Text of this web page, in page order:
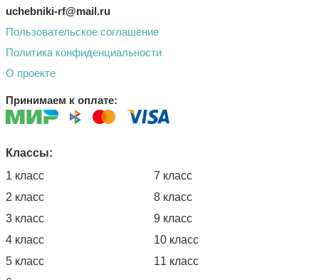
uchebniki-rf@mail.ru
Пользовательское соглашение
Политика конфиденциальности
О проекте
Принимаем к оплате:
Классы:
1 класс
2 класс
3 класс
4 класс
5 класс
7 класс
8 класс
9 класс
10 класс
11 класс